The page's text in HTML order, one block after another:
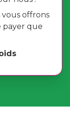
offrons
payer que